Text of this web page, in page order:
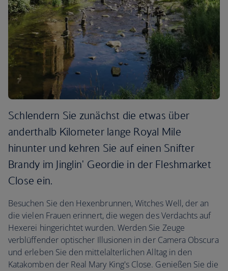
Schlendern Sie zunächst die etwas über
anderthalb Kilometer lange Royal Mile
hinunter und kehren Sie auf einen Snifter
Brandy im Jinglin' Geordie in der Fleshmarket
Close ein.
Besuchen Sie den Hexenbrunnen, Witches Well, der an
die vielen Frauen erinnert, die wegen des Verdachts auf
Hexerei hingerichtet wurden. Werden Sie Zeuge
verblüffender optischer Illusionen in der Camera Obscura
und erleben Sie den mittelalterlichen Alltag in den
Katakomben der Real Mary King's Close. Genießen Sie die